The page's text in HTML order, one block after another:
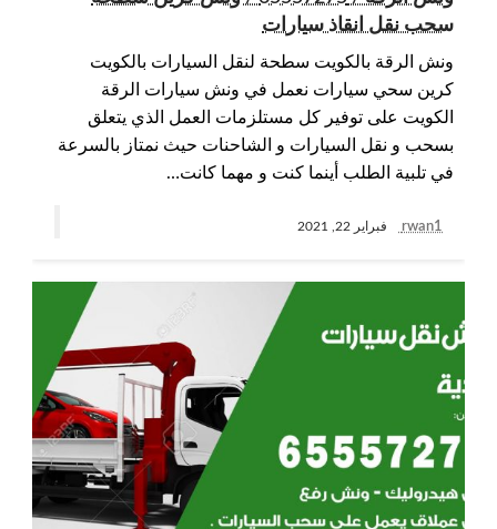
سحب نقل انقاذ سيارات
ونش الرقة بالكويت سطحة لنقل السيارات بالكويت
كرين سحي سيارات نعمل في ونش سيارات الرقة
الكويت على توفير كل مستلزمات العمل الذي يتعلق
بسحب و نقل السيارات و الشاحنات حيث نمتاز بالسرعة
في تلبية الطلب أينما كنت و مهما كانت…
rwan1 فبراير 22, 2021